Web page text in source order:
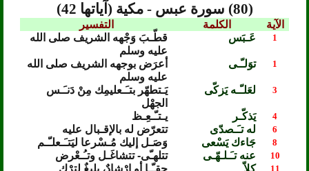
(80) سورة عبس - مكية (آياتها 42)
الآية الكلمة التفسير
1 عَـبَس
قطّـبَ وَجْهه الشريف صلى الله
عليه وسلم
1 توَلـّـى
أعرَض بوجهه الشريف صلى الله
عليه وسلم
3 لعَلـّـه يَزكّى
يَـتطهّر بتـَـعليمِك مِنْ دَنـَـس
الجهْل
4 يَذكّـر يـتـّـعِـظ
6 له تـَـصدّى تتعرّض له بالإقـبال عليه
8 جَاءك يَسْعى وَصَـل إليك مُـسْرعا ليَتـَـعلـّـم
10 عنه تـَـلـهّـى تتلهـّى- تتشاغَـل وتـُـعْرض
11